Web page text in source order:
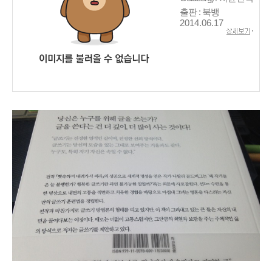
출판 : 북뱅
2014.06.17